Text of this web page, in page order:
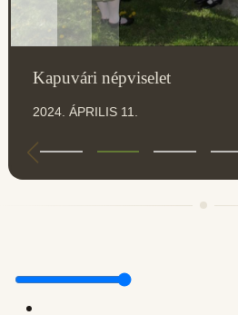
Kapuvári népviselet
2024. ÁPRILIS 11.